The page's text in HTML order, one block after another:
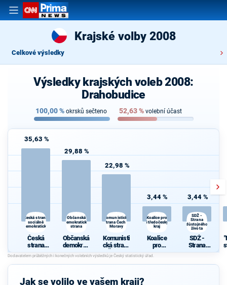
Krajské volby 2008
Celkové výsledky
Výsledky krajských voleb 2008:
Drahobudice
100,00% okrsků sečteno 52,63% volební účast
35,63 %
Česká strana
sociálně
demokratická
Česká
strana
sociálně
demokrati
cká
29,88 %
Občanská
demokratická
strana
Občanská
demokrati
cká strana
22,98 %
Komunistická
strana Čech a
Moravy
Komunisti
cká strana
Čech a
Moravy
3,44 %
Koalice pro
Středočeský
kraj
Koalice
pro
Středočes
ký kraj
3,44 %
SDŽ -
Strana
důstojného
života
SDŽ -
Strana
důstojného
Jak se volilo ve vašem kraji?